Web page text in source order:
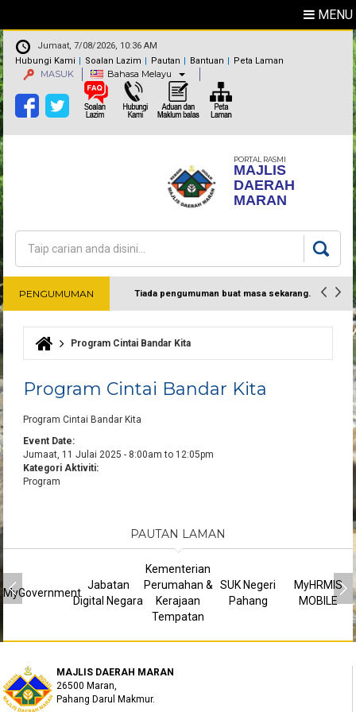
MENU
Jumaat, 7/08/2026, 10:36 AM
Hubungi Kami
Soalan Lazim Pautan Bantuan Peta Laman
MASUK Bahasa Melayu
PORTAL RASMI
MAJLIS
DAERAH
MARAN
Borang carian
Carian
PENGUMUMAN Tiada pengumuman buat masa sekarang.
Harap maklum
Anda di sini
Program Cintai Bandar Kita
Program Cintai Bandar Kita
Program Cintai Bandar Kita
Event Date:
Jumaat, 11 Julai 2025 - 8:00am to 12:05pm
Kategori Aktiviti:
Program
PAUTAN LAMAN
MyGovernment
Jabatan
Digital Negara
Kementerian
Perumahan &
Kerajaan
Tempatan
SUK Negeri
Pahang
MyHRMIS
MOBILE
MAJLIS DAERAH MARAN
26500 Maran,
Pahang Darul Makmur.